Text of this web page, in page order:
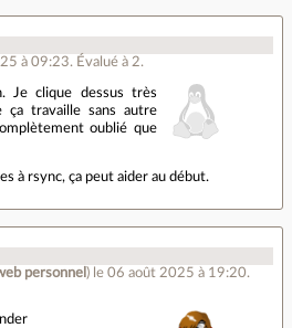
à 09:23. Évalué à 2.
Je clique dessus très
ça travaille sans autre
oublié que
à rsync, ça peut aider au début.
personnel ) le 06 août 2025 à 19:20.